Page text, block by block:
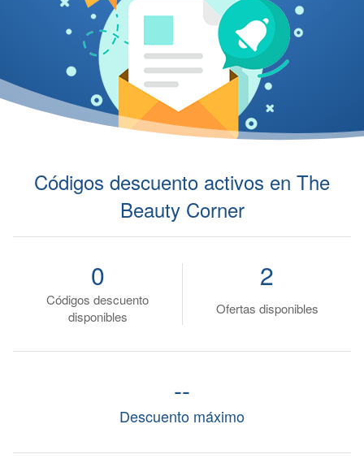
Códigos descuento activos en The
Beauty Corner
Códigos descuento
disponibles
0
Ofertas disponibles
2
Descuento máximo
--